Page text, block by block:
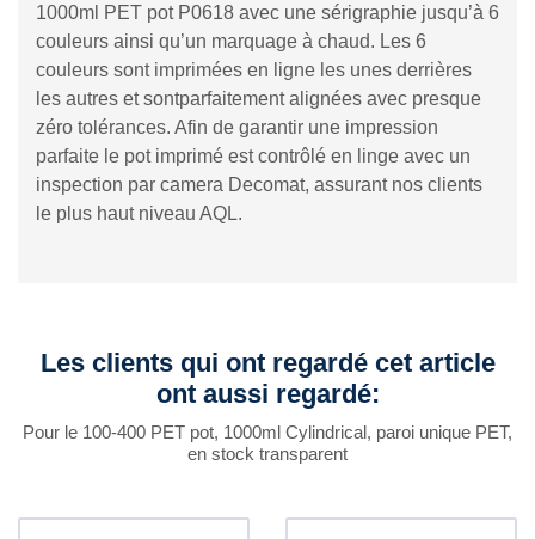
1000ml PET pot P0618 avec une sérigraphie jusqu’à 6
couleurs ainsi qu’un marquage à chaud. Les 6
couleurs sont imprimées en ligne les unes derrières
les autres et sontparfaitement alignées avec presque
zéro tolérances. Afin de garantir une impression
parfaite le pot imprimé est contrôlé en linge avec un
inspection par camera Decomat, assurant nos clients
le plus haut niveau AQL.
Les clients qui ont regardé cet article
ont aussi regardé:
Pour le 100-400 PET pot, 1000ml Cylindrical, paroi unique PET,
en stock transparent